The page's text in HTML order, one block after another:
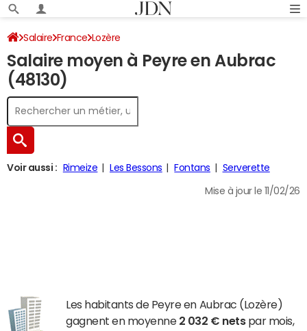
Salaire France Lozère
Salaire moyen à Peyre en Aubrac
(48130)
Voir aussi : Rimeize Les Bessons Fontans Serverette
Mise à jour le 11/02/26
Les habitants de Peyre en Aubrac (Lozère)
gagnent en moyenne 2 032 € netspar mois,